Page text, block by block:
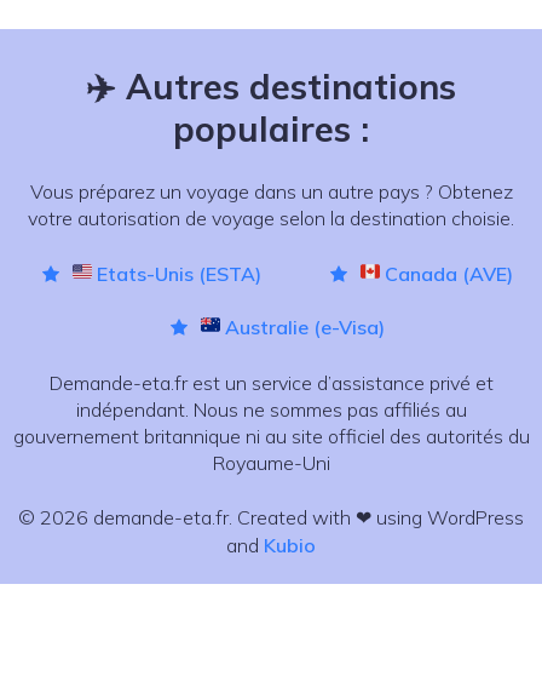
✈️ Autres destinations
populaires :
Vous préparez un voyage dans un autre pays ? Obtenez
votre autorisation de voyage selon la destination choisie.
Etats-Unis (ESTA) Canada (AVE)
Australie (e-Visa)
Demande-eta.fr est un service d’assistance privé et
indépendant. Nous ne sommes pas affiliés au
gouvernement britannique ni au site officiel des autorités du
Royaume-Uni
© 2026 demande-eta.fr. Created with ❤ using WordPress
and Kubio